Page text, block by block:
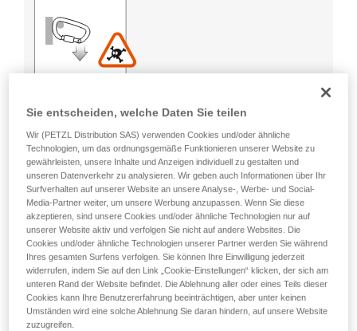
Beispiele
RISIKEN DER BESCHÄDIGUNG DER
VERRIEGELUNGSHÜLSE
Beispiele Beispiele
Sie entscheiden, welche Daten Sie teilen
Wir (PETZL Distribution SAS) verwenden Cookies und/oder ähnliche
Technologien, um das ordnungsgemäße Funktionieren unserer Website zu
gewährleisten, unsere Inhalte und Anzeigen individuell zu gestalten und
unseren Datenverkehr zu analysieren. Wir geben auch Informationen über Ihr
Surfverhalten auf unserer Website an unsere Analyse-, Werbe- und Social-
Media-Partner weiter, um unsere Werbung anzupassen. Wenn Sie diese
akzeptieren, sind unsere Cookies und/oder ähnliche Technologien nur auf
unserer Website aktiv und verfolgen Sie nicht auf andere Websites. Die
Cookies und/oder ähnliche Technologien unserer Partner werden Sie während
Ihres gesamten Surfens verfolgen. Sie können Ihre Einwilligung jederzeit
widerrufen, indem Sie auf den Link „Cookie-Einstellungen“ klicken, der sich am
unteren Rand der Website befindet. Die Ablehnung aller oder eines Teils dieser
Cookies kann Ihre Benutzererfahrung beeinträchtigen, aber unter keinen
Umständen wird eine solche Ablehnung Sie daran hindern, auf unsere Website
zuzugreifen.